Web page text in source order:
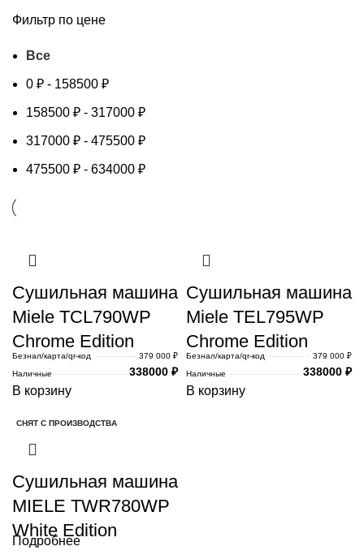
Фильтр по цене
Все
0 ₽ - 158500 ₽
158500 ₽ - 317000 ₽
317000 ₽ - 475500 ₽
475500 ₽ - 634000 ₽
Сушильная машина
Miele TCL790WP
Chrome Edition
Безнал/карта/qr-код
379 000 ₽
Наличные
338000 ₽
В корзину
Сушильная машина
Miele TEL795WP
Chrome Edition
Безнал/карта/qr-код
379 000 ₽
Наличные
338000 ₽
В корзину
СНЯТ С ПРОИЗВОДСТВА
Сушильная машина
MIELE TWR780WP
White Edition
Подробнее